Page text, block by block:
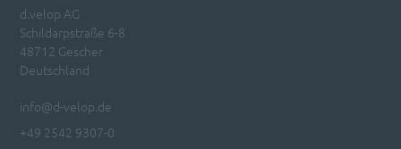
d.velop AG
Schildarpstraße 6-8
48712 Gescher
Deutschland
info@d-velop.de
+49 2542 9307-0